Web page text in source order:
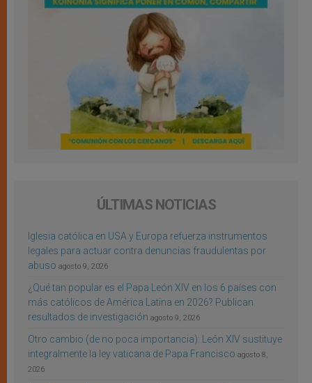
ÚLTIMAS NOTICIAS
Iglesia católica en USA y Europa refuerza instrumentos
legales para actuar contra denuncias fraudulentas por
abuso agosto 9, 2026
¿Qué tan popular es el Papa León XIV en los 6 países con
más católicos de América Latina en 2026? Publican
resultados de investigación agosto 9, 2026
Otro cambio (de no poca importancia): León XIV sustituye
integralmente la ley vaticana de Papa Francisco agosto 8,
2026